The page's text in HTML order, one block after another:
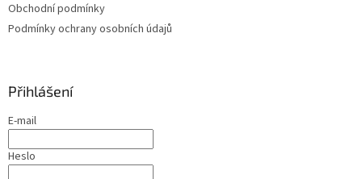
Obchodní podmínky
Podmínky ochrany osobních údajů
Přihlášení
E-mail
Heslo